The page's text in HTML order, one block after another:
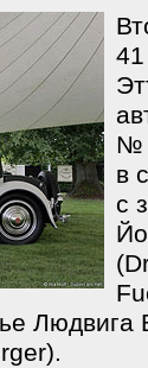
№
в
с
Людвига